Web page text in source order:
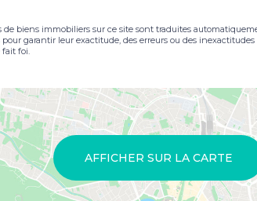
de biens immobiliers sur ce site sont traduites
garantir leur exactitude, des erreurs ou des
foi.
AFFICHER SUR LA CARTE